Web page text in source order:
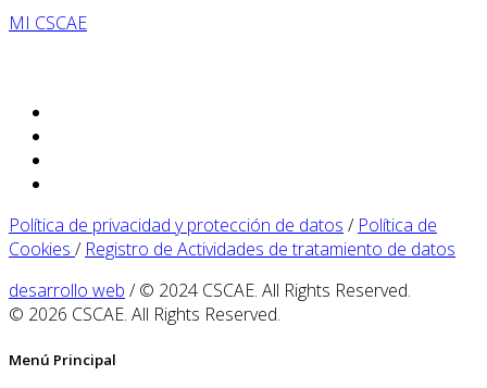
MI CSCAE
Política de privacidad y protección de datos / Política de
Cookies / Registro de Actividades de tratamiento de datos
desarrollo web / © 2024 CSCAE. All Rights Reserved.
© 2026 CSCAE. All Rights Reserved.
Menú Principal